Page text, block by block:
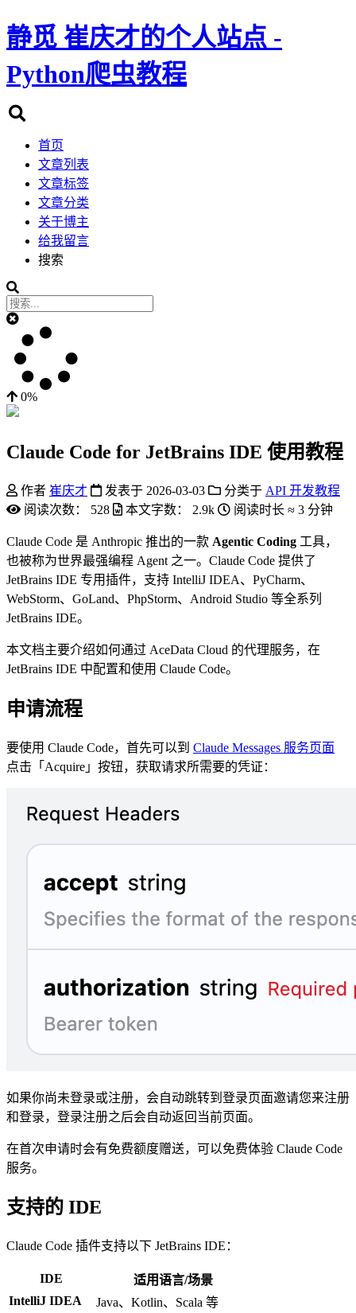
静觅 崔庆才的个人站点 -
Python爬虫教程
首页
文章列表
文章标签
文章分类
关于博主
给我留言
搜索
0%
Claude Code for JetBrains IDE 使用教程
作者 崔庆才 发表于 2026-03-03 分类于 API 开发教程
阅读次数：
528 本文字数： 2.9k 阅读时长 ≈ 3 分钟
Claude Code 是 Anthropic 推出的一款 Agentic Coding 工具，
也被称为世界最强编程 Agent 之一。Claude Code 提供了
JetBrains IDE 专用插件，支持 IntelliJ IDEA、PyCharm、
WebStorm、GoLand、PhpStorm、Android Studio 等全系列
JetBrains IDE。
本文档主要介绍如何通过 AceData Cloud 的代理服务，在
JetBrains IDE 中配置和使用 Claude Code。
申请流程
要使用 Claude Code，首先可以到 Claude Messages 服务页面
点击「Acquire」按钮，获取请求所需要的凭证：
如果你尚未登录或注册，会自动跳转到登录页面邀请您来注册
和登录，登录注册之后会自动返回当前页面。
在首次申请时会有免费额度赠送，可以免费体验 Claude Code
服务。
支持的 IDE
Claude Code 插件支持以下 JetBrains IDE：
IDE
适用语言/场景
IntelliJ IDEA
Java、Kotlin、Scala 等